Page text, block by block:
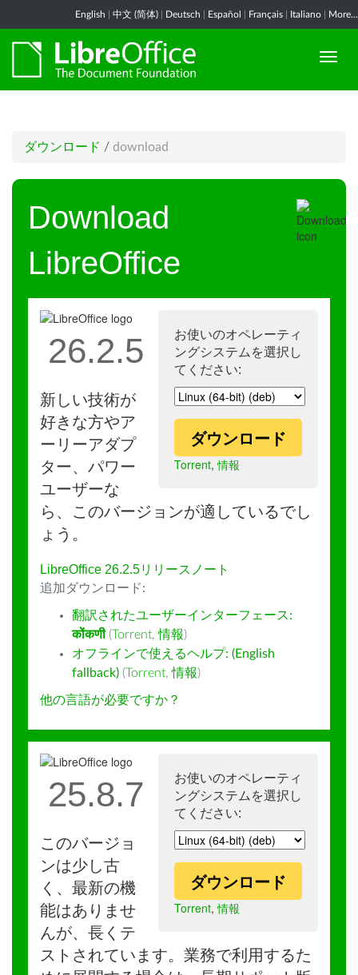
English 中文 (简体) Deutsch Español Français Italiano More...
ダウンロード / download
Download
LibreOffice
お使いのオペレーティ
ングシステムを選択し
てください:
ダウンロード
Torrent,情報
26.2.5
新しい技術が
好きな方やア
ーリーアダプ
ター、パワー
ユーザーな
ら、このバージョンが適しているでし
ょう。
LibreOffice 26.2.5リリースノート
追加ダウンロード:
翻訳されたユーザーインターフェース:
कोंकणी (Torrent,情報)
オフラインで使えるヘルプ: (English
fallback) (Torrent,情報)
他の言語が必要ですか？
お使いのオペレーティ
ングシステムを選択し
てください:
ダウンロード
Torrent,情報
25.8.7
このバージョ
ンは少し古
く、最新の機
能はありませ
んが、長くテ
ストされています。業務で利用するた